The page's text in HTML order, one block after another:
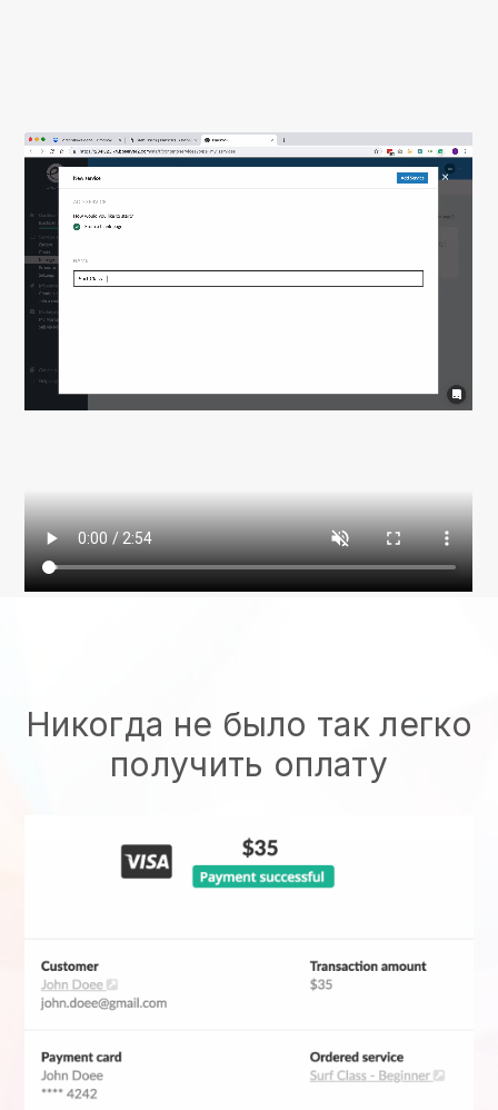
Никогда не было так легко
получить оплату